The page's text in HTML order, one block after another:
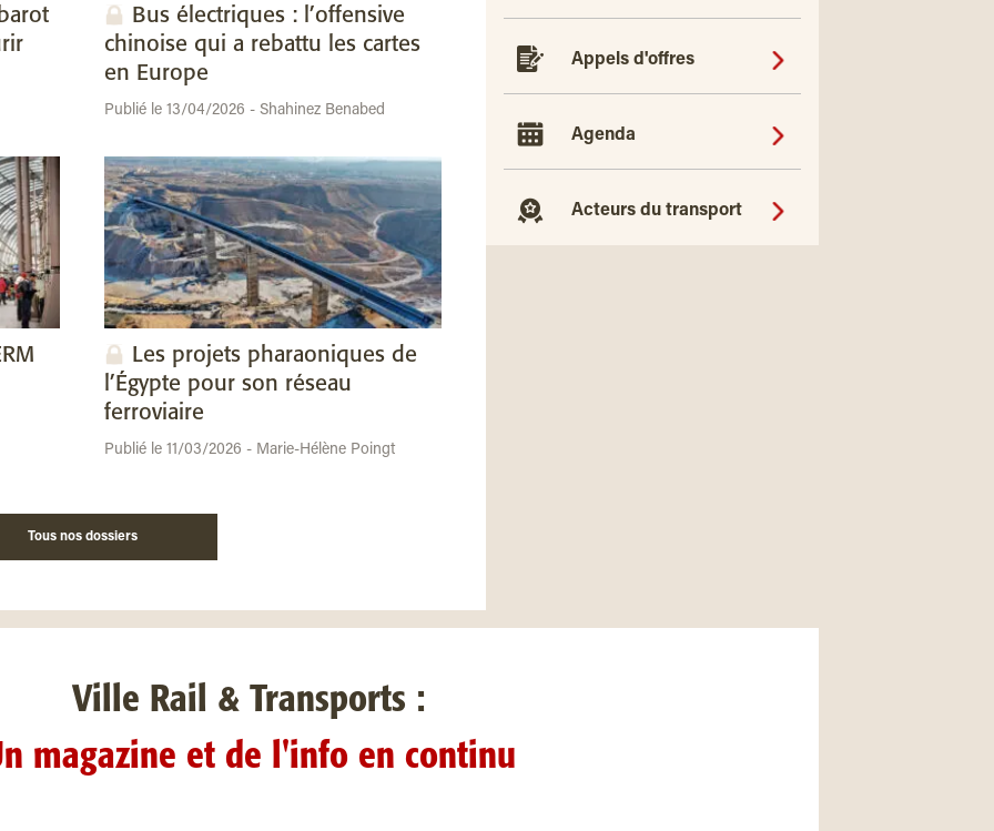
Bus électriques : l’offensive
chinoise qui a rebattu les cartes
en Europe
Publié le 13/04/2026 - Shahinez Benabed
Les projets pharaoniques de
l’Égypte pour son réseau
ferroviaire
Publié le 11/03/2026 - Marie-Hélène Poingt
Tous nos dossiers
Appels d'offres
Agenda
Acteurs du transport
Ville Rail & Transports :
magazine et de l'info en continu